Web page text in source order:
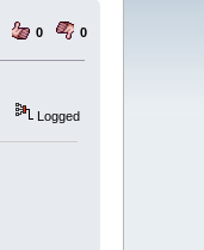
0 0
Logged